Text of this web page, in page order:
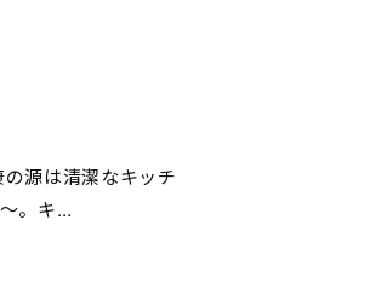
源は清潔なキッチ
。キ…